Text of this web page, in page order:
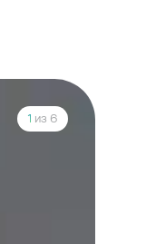
1 из 6